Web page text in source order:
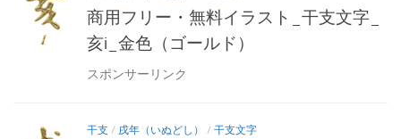
商用フリー・無料イラスト_干支文字_
亥i_金色（ゴールド）
スポンサーリンク
干支 / 戌年（いぬどし） / 干支文字